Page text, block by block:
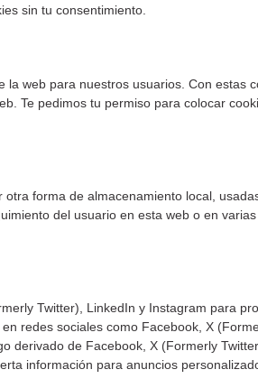
sin tu consentimiento.
la web para nuestros usuarios. Con estas
Te pedimos tu permiso para colocar
forma de almacenamiento local,
del usuario en esta web o en
Twitter), LinkedIn y Instagram para
redes sociales como Facebook, X
derivado de Facebook, X (Formerly
información para anuncios